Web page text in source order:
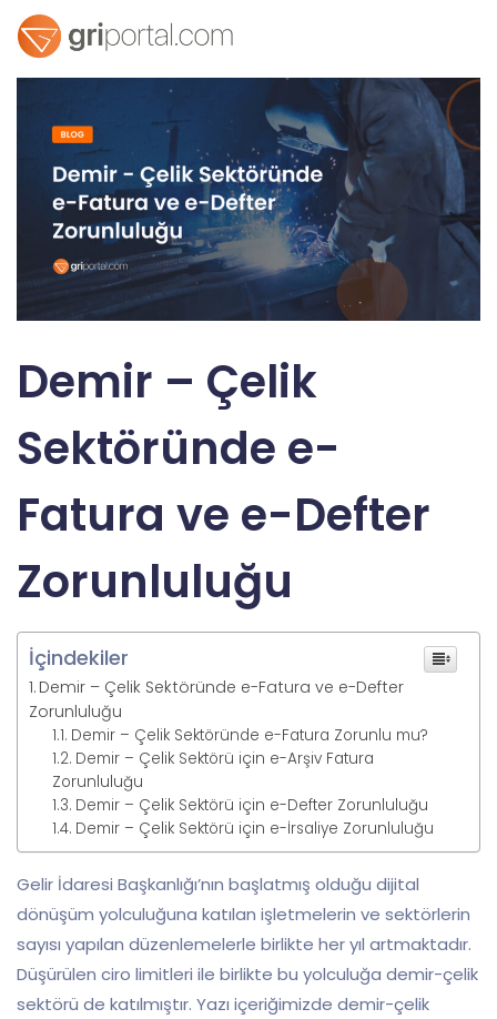
Demir – Çelik
Sektöründe e-
Fatura ve e-Defter
Zorunluluğu
İçindekiler
Demir – Çelik Sektöründe e-Fatura ve e-Defter
Zorunluluğu
Demir – Çelik Sektöründe e-Fatura Zorunlu mu?
Demir – Çelik Sektörü için e-Arşiv Fatura
Zorunluluğu
Demir – Çelik Sektörü için e-Defter Zorunluluğu
Demir – Çelik Sektörü için e-İrsaliye Zorunluluğu
Gelir İdaresi Başkanlığı’nın başlatmış olduğu dijital
dönüşüm yolculuğuna katılan işletmelerin ve sektörlerin
sayısı yapılan düzenlemelerle birlikte her yıl artmaktadır.
Düşürülen ciro limitleri ile birlikte bu yolculuğa demir-çelik
sektörü de katılmıştır. Yazı içeriğimizde demir-çelik